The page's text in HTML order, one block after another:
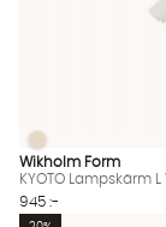
KYOTO
KYOTO Lampskärm L Vit
Wikholm Form
KYOTO Lampskärm L
945 :-